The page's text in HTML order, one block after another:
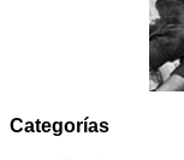
Categorías